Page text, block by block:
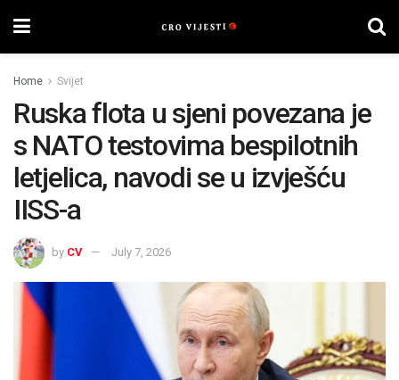
Home Svijet
Ruska flota u sjeni povezana je
s NATO testovima bespilotnih
letjelica, navodi se u izvješću
IISS-a
by CV July 7, 2026